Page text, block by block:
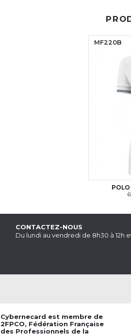
POLO
MF220B
CONTACTEZ-NOUS
Du lundi au vendredi de 8h30 à 12h et
Cybernecard est membre de
2FPCO, Fédération Française
des Professionnels de la